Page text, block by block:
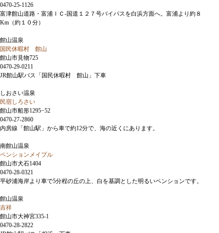
0470-25-1126
富津館山道路・富浦ＩＣ-国道１２７号バイパスを白浜方面へ。富浦より約８
Km（約１０分）
館山温泉
国民休暇村 館山
館山市見物725
0470-29-0211
JR館山駅バス「国民休暇村 館山」下車
しおさい温泉
民宿しろさい
館山市船形1295−52
0470-27-2860
内房線「館山駅」から車で約12分で、海の近くにあります。
南館山温泉
ペンションメイプル
館山市犬石1404
0470-28-0321
平砂浦海岸より車で5分程の丘の上、白を基調とした明るいペンションです。
館山温泉
吉祥
館山市大神宮335-1
0470-28-2822